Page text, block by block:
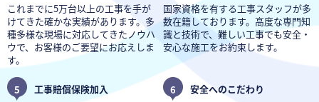
これまでに5万台以上の工事を手が
けてきた確かな実績があります。多
種多様な現場に対応してきたノウハ
ウで、お客様のご要望にお応えしま
す。
国家資格を有する工事スタッフが多
数在籍しております。高度な専門知
識と技術で、難しい工事でも安全・
安心な施工をお約束します。
5
工事賠償保険加入
6
安全へのこだわり